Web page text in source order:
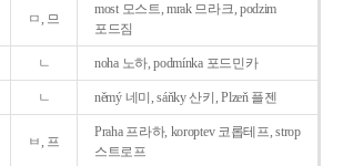
ㅁ, 므
most 모스트, mrak 므라크, podzim
포드짐
ㄴ noha 노하, podmínka 포드민카
ㄴ němý 네미, sáňky 산키, Plzeň 플젠
ㅂ, 프
Praha 프라하, koroptev 코롭테프, strop
스트로프